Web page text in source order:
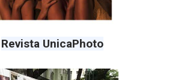
Revista UnicaPhoto